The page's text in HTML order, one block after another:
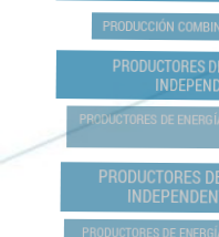
PRODUCCIÓN
PRODUCTORES
PRODUCTORES DE
PRODUCTORES